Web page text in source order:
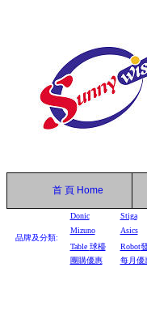
首 頁 Home
品牌及分類:
Donic Stiga
Mizuno
Asics
Table 球檯 Robot
團購優惠
每月優